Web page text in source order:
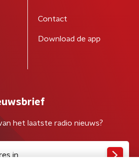
Contact
Download de app
het laatste radio nieuws?